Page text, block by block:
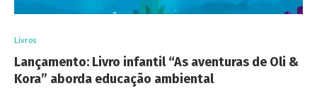
Livros
Lançamento: Livro infantil “As aventuras de Oli &
Kora” aborda educação ambiental